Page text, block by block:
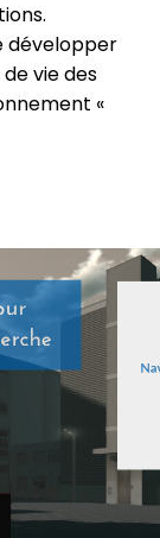
développer
vie des
«